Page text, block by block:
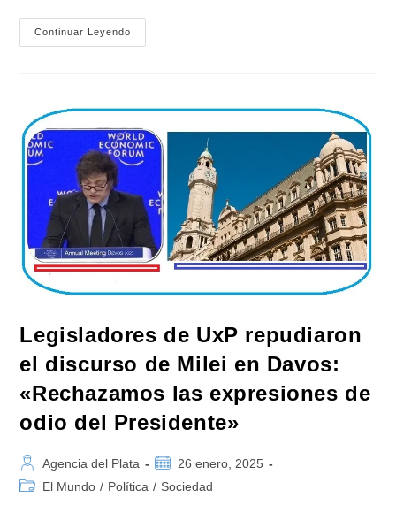
Continuar Leyendo
Repudiaron
De
Sobre
La
Jueza
Que
Liberó
A
Los
Detenidos
La
Marcha
De
Jubilados
Legisladores de UxP repudiaron
el discurso de Milei en Davos:
«Rechazamos las expresiones de
odio del Presidente»
Autor
de
Agencia del Plata
Publicación
de
26 enero, 2025
Categoría
El Mundo / Política / Sociedad